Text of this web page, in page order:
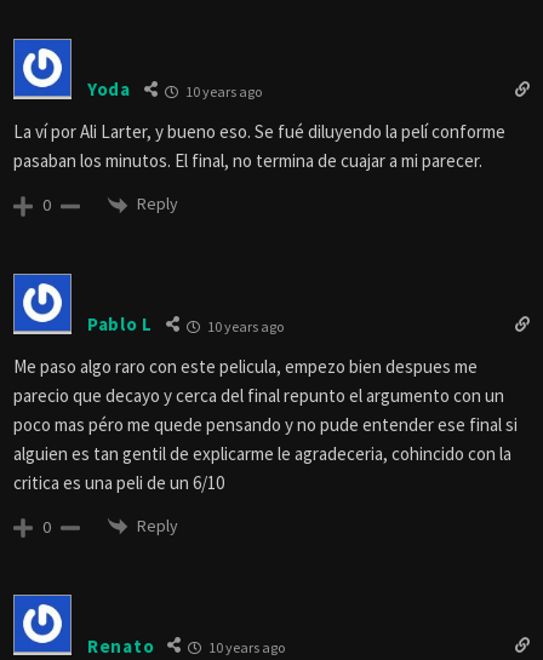
Yoda 10 years ago
La ví por Ali Larter, y bueno eso. Se fué diluyendo la pelí conforme
pasaban los minutos. El final, no termina de cuajar a mi parecer.
0 Reply
Pablo L 10 years ago
Me paso algo raro con este pelicula, empezo bien despues me
parecio que decayo y cerca del final repunto el argumento con un
poco mas péro me quede pensando y no pude entender ese final si
alguien es tan gentil de explicarme le agradeceria, cohincido con la
critica es una peli de un 6/10
0 Reply
Renato 10 years ago